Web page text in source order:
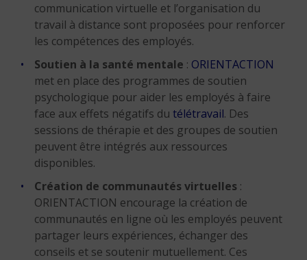
communication virtuelle et l’organisation du
travail à distance sont proposées pour renforcer
les compétences des employés.
Soutien à la santé mentale : ORIENTACTION
met en place des programmes de soutien
psychologique pour aider les employés à faire
face aux effets négatifs du télétravail. Des
sessions de thérapie et des groupes de soutien
peuvent être intégrés aux ressources
disponibles.
Création de communautés virtuelles :
ORIENTACTION encourage la création de
communautés en ligne où les employés peuvent
partager leurs expériences, échanger des
conseils et se soutenir mutuellement. Ces